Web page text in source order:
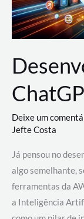
AWS
e
Azure
Deixe um
Jefte Costa
Já pensou no
algo semelhante,
ferramentas da
a Inteligência